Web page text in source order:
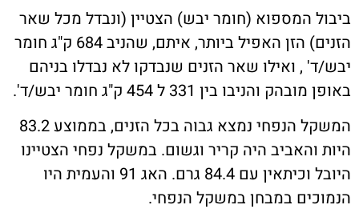
המספוא (חומר יבש) הצטיין (ונבדל מכל שאר
הזנים) הזן האפיל ביותר, איתם, שהניב 684 ק"ג חומר
, ואילו שאר הזנים שנבדקו לא נבדלו בניהם
והניבו בין 331 ל 454 ק"ג חומר יבש/ד'.
המשקל הנפחי נמצא גבוה בכל הזנים, בממוצע 83.2
היה קריר וגשום. במשקל נפחי הצטיינו
היובל וכיתאין עם 84.4 גרם. האג 91 והעמית היו
במבחן במשקל הנפחי.